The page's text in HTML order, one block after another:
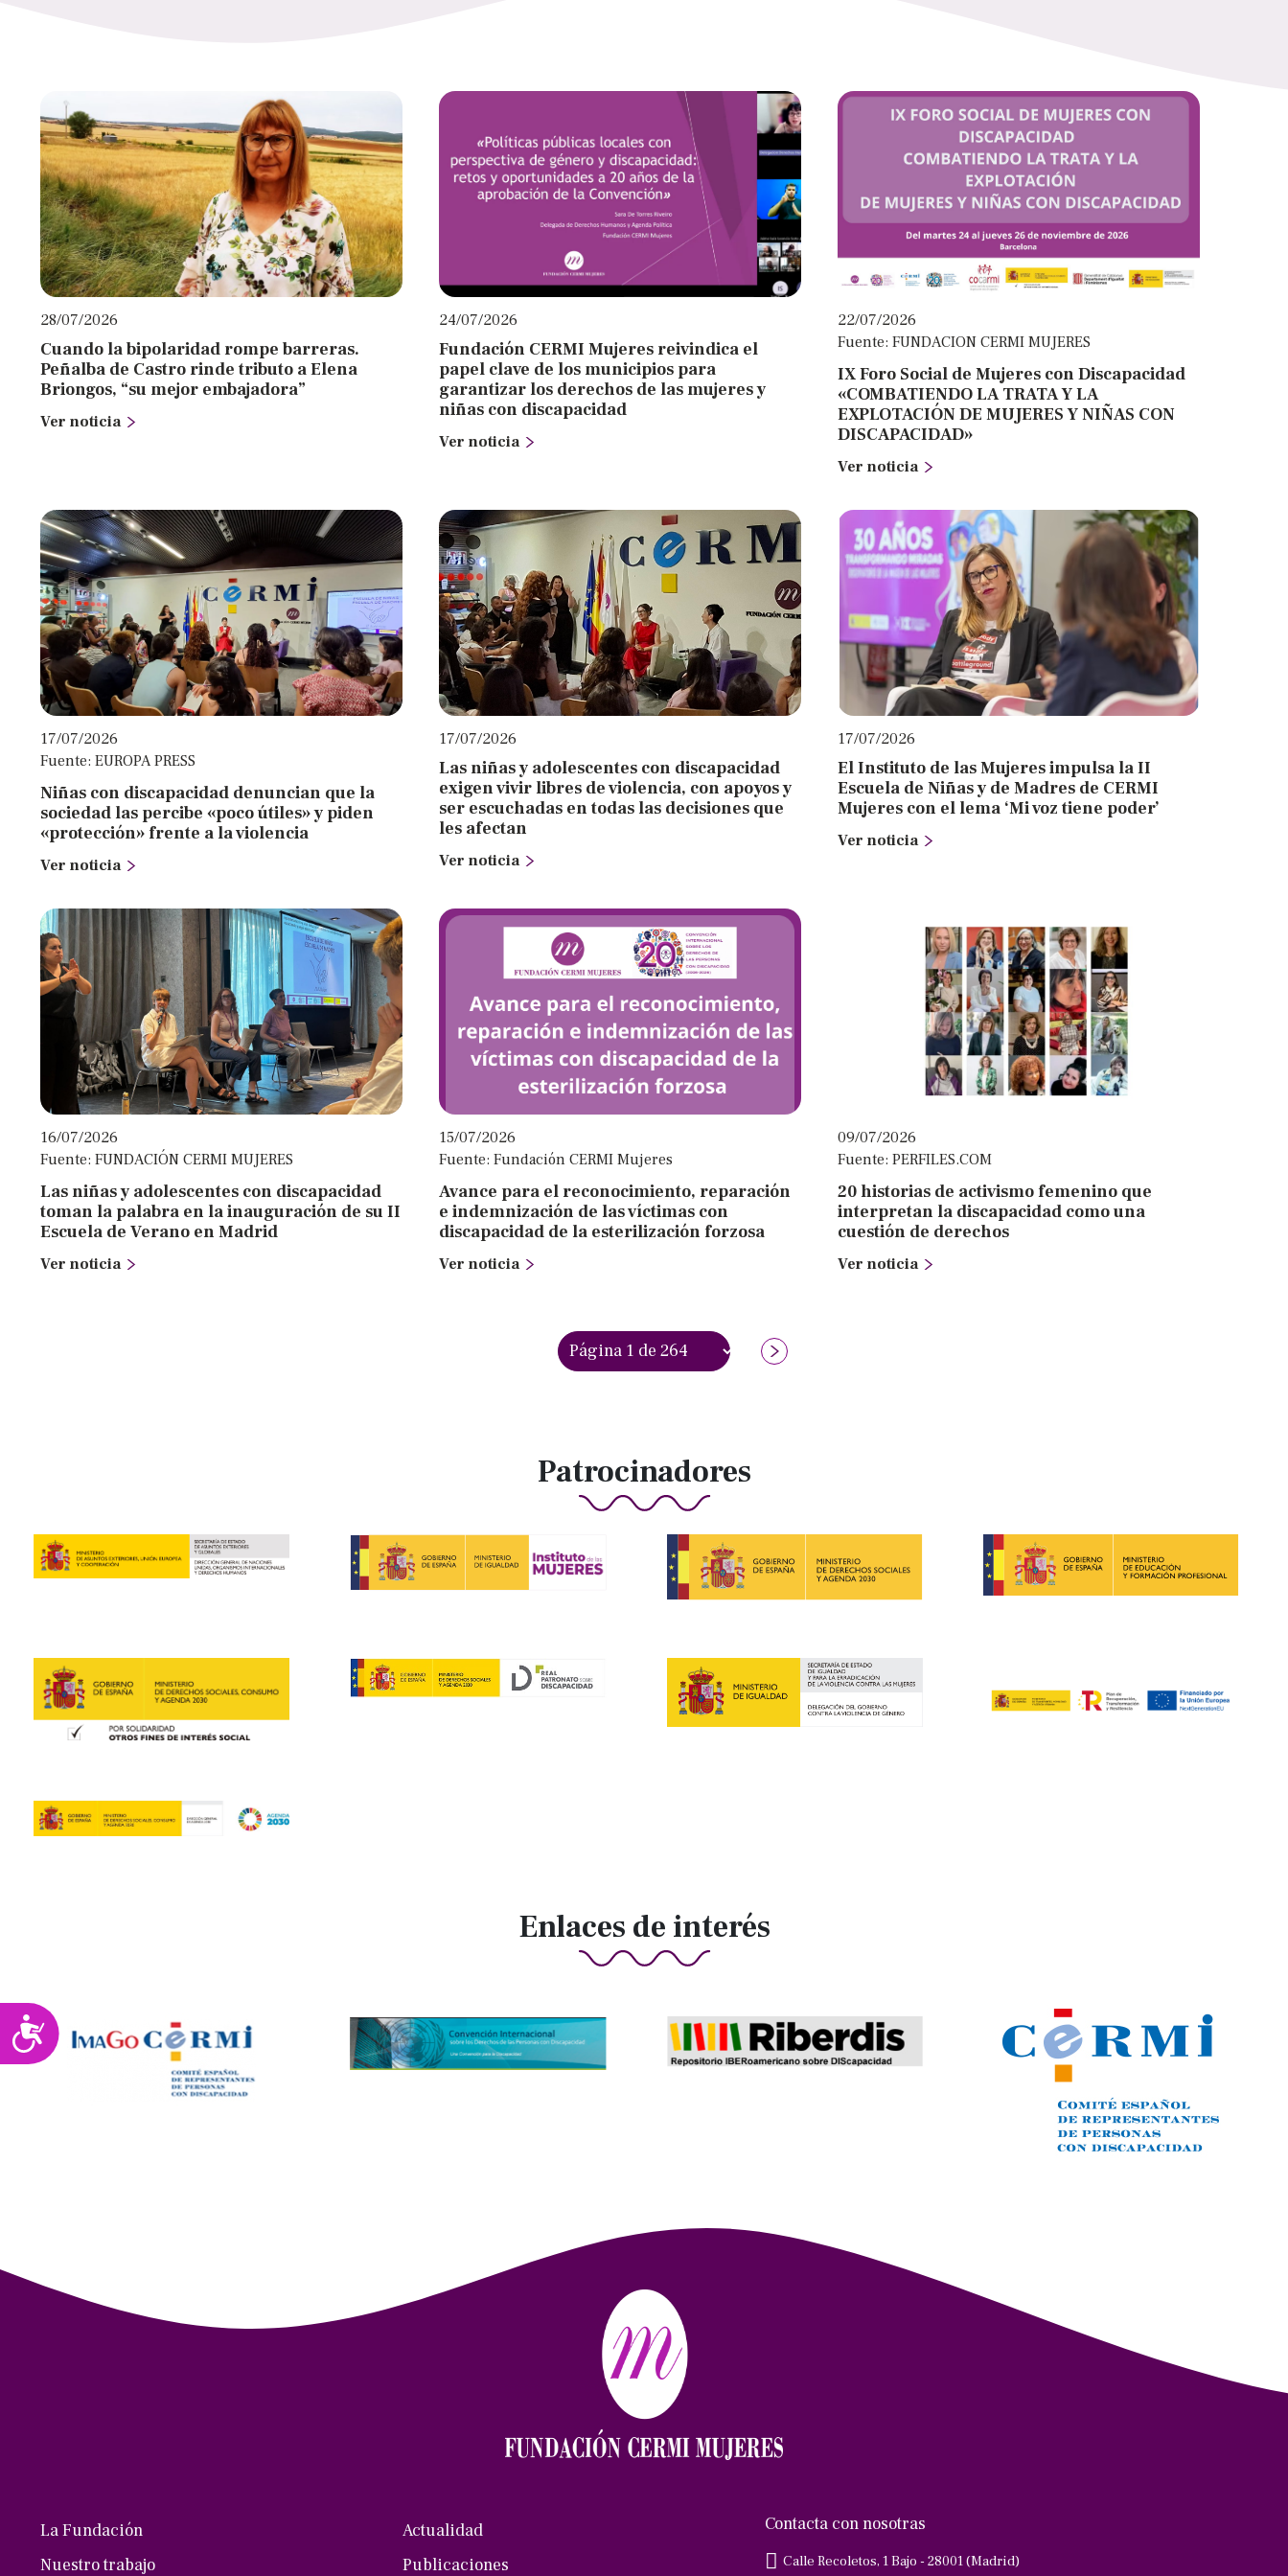
discapacidad
visual
usando
lector
Presione
Control-
accesibilidad.
Accesibilidad
28/07/2026
Cuando la bipolaridad rompe barreras.
Peñalba de Castro rinde tributo a Elena
Briongos, “su mejor embajadora”
Ver noticia
24/07/2026
Fundación CERMI Mujeres reivindica el
papel clave de los municipios para
garantizar los derechos de las mujeres y
niñas con discapacidad
Ver noticia
22/07/2026
Fuente: FUNDACION CERMI MUJERES
IX Foro Social de Mujeres con Discapacidad
«COMBATIENDO LA TRATA Y LA
EXPLOTACIÓN DE MUJERES Y NIÑAS CON
DISCAPACIDAD»
Ver noticia
17/07/2026
Fuente: EUROPA PRESS
Niñas con discapacidad denuncian que la
sociedad las percibe «poco útiles» y piden
«protección» frente a la violencia
Ver noticia
17/07/2026
Las niñas y adolescentes con discapacidad
exigen vivir libres de violencia, con apoyos y
ser escuchadas en todas las decisiones que
les afectan
Ver noticia
17/07/2026
El Instituto de las Mujeres impulsa la II
Escuela de Niñas y de Madres de CERMI
Mujeres con el lema ‘Mi voz tiene poder’
Ver noticia
16/07/2026
Fuente: FUNDACIÓN CERMI MUJERES
Las niñas y adolescentes con discapacidad
toman la palabra en la inauguración de su II
Escuela de Verano en Madrid
Ver noticia
15/07/2026
Fuente: Fundación CERMI Mujeres
Avance para el reconocimiento, reparación
e indemnización de las víctimas con
discapacidad de la esterilización forzosa
Ver noticia
09/07/2026
Fuente: PERFILES.COM
20 historias de activismo femenino que
interpretan la discapacidad como una
cuestión de derechos
Ver noticia
Patrocinadores
Enlaces de interés
La Fundación
Nuestro trabajo
Actualidad
Publicaciones
Contacta con nosotras
Calle Recoletos, 1 Bajo - 28001 (Madrid)